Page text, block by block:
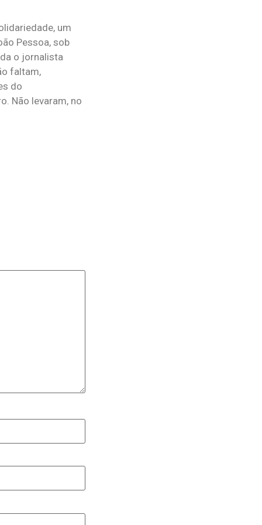
um
Pessoa, sob
o jornalista
faltam,
do
Não levaram, no